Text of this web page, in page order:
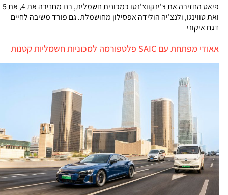
פיאט החזירה את צ'ינקווצ'נטו כמכונית חשמלית, רנו מחזירה את 4, את 5
ואת טווינגו, ולנצ'יה הולידה אפסילון מחושמלת. גם פורד משיבה לחיים
דגם איקוני
אאודי מפתחת עם SAIC פלטפורמה למכוניות חשמליות קטנות